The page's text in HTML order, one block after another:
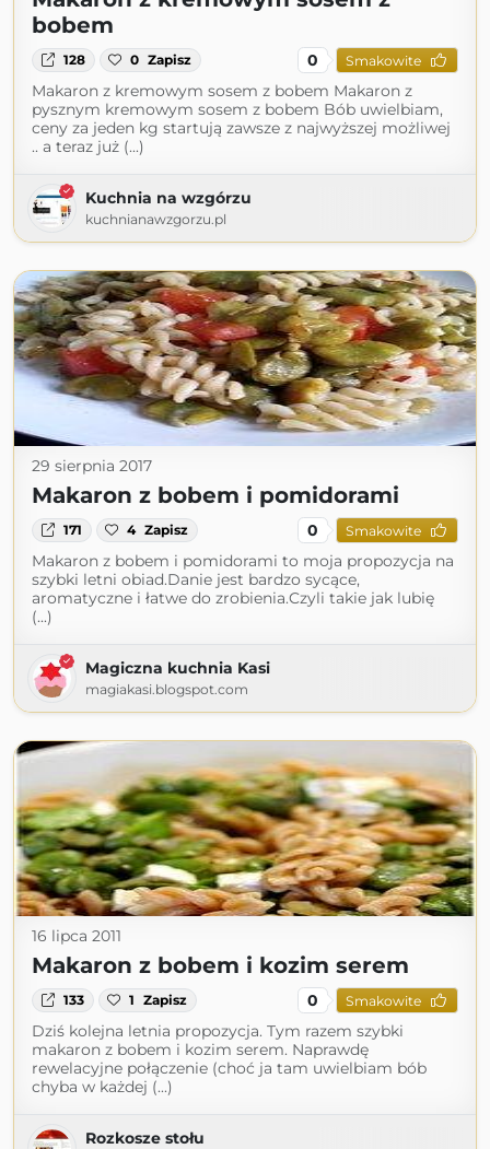
bobem
128 0 Zapisz 0 Smakowite
Makaron z kremowym sosem z bobem Makaron z
pysznym kremowym sosem z bobem Bób uwielbiam,
ceny za jeden kg startują zawsze z najwyższej możliwej
.. a teraz już (...)
Kuchnia na wzgórzu
kuchnianawzgorzu.pl
29 sierpnia 2017
Makaron z bobem i pomidorami
171 4 Zapisz 0 Smakowite
Makaron z bobem i pomidorami to moja propozycja na
szybki letni obiad.Danie jest bardzo sycące,
aromatyczne i łatwe do zrobienia.Czyli takie jak lubię
(...)
Magiczna kuchnia Kasi
magiakasi.blogspot.com
16 lipca 2011
Makaron z bobem i kozim serem
133 1 Zapisz 0 Smakowite
Dziś kolejna letnia propozycja. Tym razem szybki
makaron z bobem i kozim serem. Naprawdę
rewelacyjne połączenie (choć ja tam uwielbiam bób
chyba w każdej (...)
Rozkosze stołu